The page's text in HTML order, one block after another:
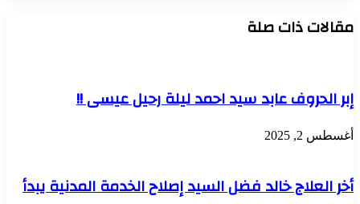
مقالات ذات صلة
إبر الحروف عابد سيد احمد ليلة رحيل عيسى !!
أغسطس 2, 2025
أخر العلاج خالد فضل السيد إصلاح الخدمة المدنية يبدأ